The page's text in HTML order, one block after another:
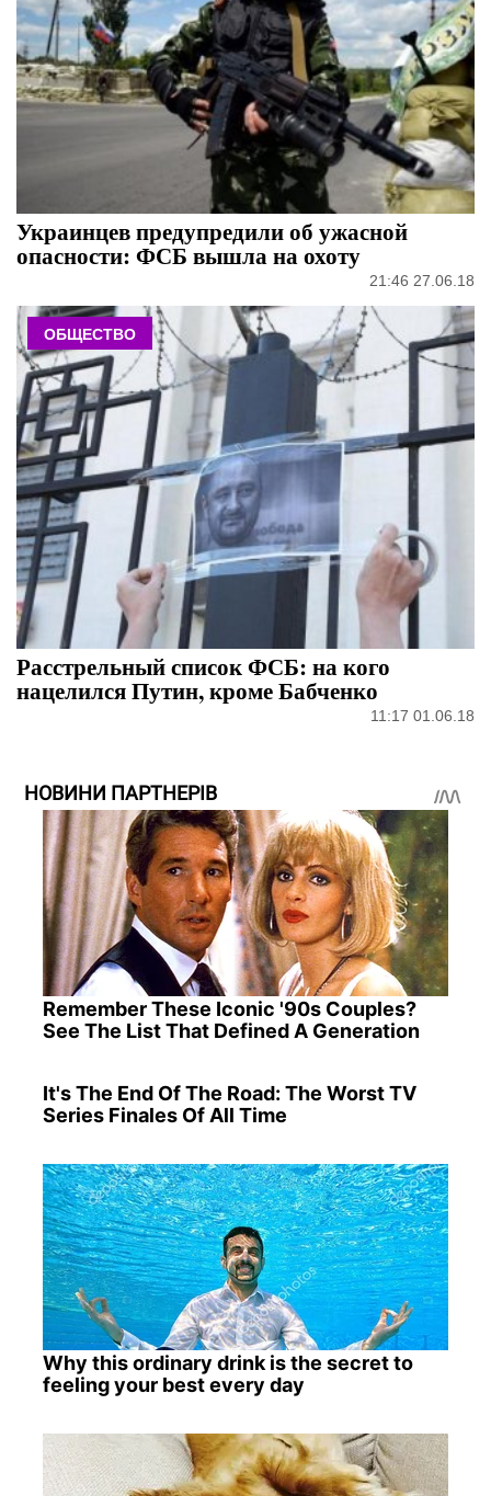
Украинцев предупредили об ужасной
опасности: ФСБ вышла на охоту
21:46 27.06.18
ОБЩЕСТВО
Расстрельный список ФСБ: на кого
нацелился Путин, кроме Бабченко
11:17 01.06.18
НОВИНИ ПАРТНЕРІВ
Remember These Iconic '90s Couples?
See The List That Defined A Generation
It's The End Of The Road: The Worst TV
Series Finales Of All Time
Why this ordinary drink is the secret to
feeling your best every day